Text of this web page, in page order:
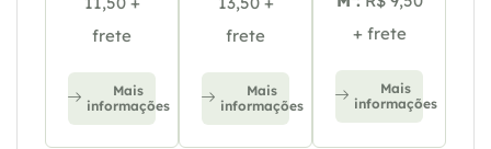
frete
Mais
informações
frete
Mais
informações
+ frete
Mais
informações